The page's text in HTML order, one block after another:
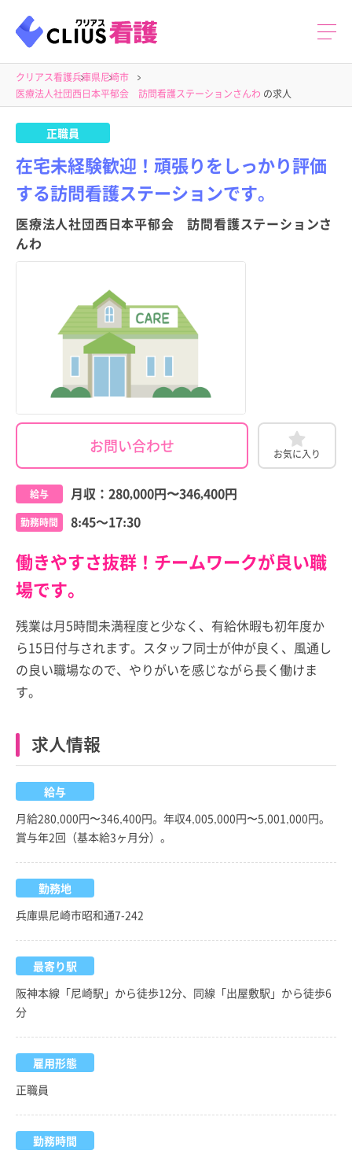
クリアス看護兵庫県尼崎市
医療法人社団西日本平郁会 訪問看護ステーションさんわ の求人
正職員
在宅未経験歓迎！頑張りをしっかり評価
する訪問看護ステーションです。
医療法人社団西日本平郁会 訪問看護ステーションさ
んわ
お問い合わせ お気に入り
給与 月収： 280,000円〜346,400円
勤務時間 8:45～17:30
働きやすさ抜群！チームワークが良い職
場です。
残業は月5時間未満程度と少なく、有給休暇も初年度か
ら15日付与されます。スタッフ同士が仲が良く、風通し
の良い職場なので、やりがいを感じながら長く働けま
す。
求人情報
給与
月給280,000円〜346,400円。年収4,005,000円〜5,001,000円。
賞与年2回（基本給3ヶ月分）。
勤務地
兵庫県尼崎市昭和通7-242
最寄り駅
阪神本線「尼崎駅」から徒歩12分、同線「出屋敷駅」から徒歩6
分
雇用形態
正職員
勤務時間